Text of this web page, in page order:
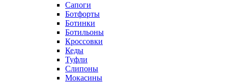
Сапоги
Ботфорты
Ботинки
Ботильоны
Кроссовки
Кеды
Туфли
Слипоны
Мокасины